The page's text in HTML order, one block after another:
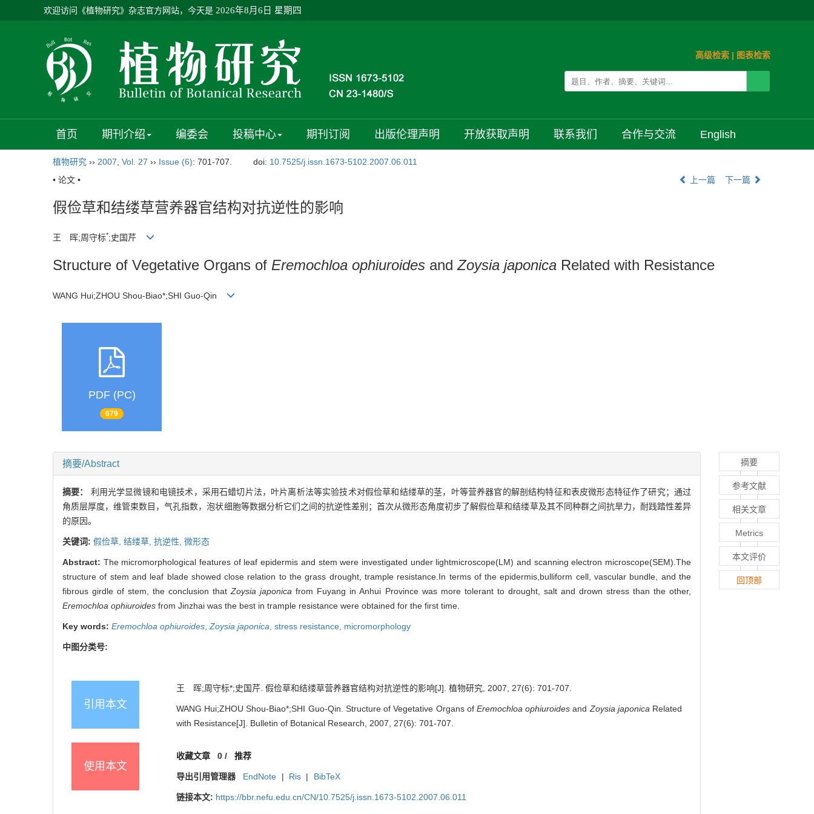
欢迎访问《植物研究》杂志官方网站，今天是 2026年8月6日 星期四
高级检索 | 图表检索
首页 期刊介绍 编委会 投稿中心 期刊订阅 出版伦理声明 开放获取声明 联系我们 合作与交流 English
植物研究 ›› 2007 Vol. 27 ›› Issue (6): 701-707. doi: 10.7525/j.issn.1673-5102.2007.06.011
• 论文 •
上一篇 下一篇
假俭草和结缕草营养器官结构对抗逆性的影响
王 晖;周守标*;史国芹
Structure of Vegetative Organs of Eremochloa ophiuroides andZoysia japonica Related with Resistance
WANG Hui;ZHOU Shou-Biao*;SHI Guo-Qin
PDF (PC)
679
摘要/Abstract
摘要： 利用光学显微镜和电镜技术，采用石蜡切片法，叶片离析法等实验技术对假俭草和结缕草的茎，叶等营养器官的解剖结构特征和表皮微形态特征作了研究；通过
角质层厚度，维管束数目，气孔指数，泡状细胞等数据分析它们之间的抗逆性差别；首次从微形态角度初步了解假俭草和结缕草及其不同种群之间抗旱力，耐践踏性差异
的原因。
关键词: 假俭草, 结缕草, 抗逆性, 微形态
Abstract: The micromorphological features of leaf epidermis and stem were investigated under lightmicroscope(LM) and scanning electron microscope(SEM).The
structure of stem and leaf blade showed close relation to the grass drought, trample resistance.In terms of the epidermis,bulliform cell, vascular bundle, and the
fibrous girdle of stem, the conclusion thatZoysia japonica from Fuyang in Anhui Province was more tolerant to drought, salt and drown stress than the other,
Eremochloa ophiuroides from Jinzhai was the best in trample resistance were obtained for the first time.
Key words: Eremochloa ophiuroides Zoysia japonica stress resistance, micromorphology
中图分类号:
引用本文
王 晖;周守标*;史国芹. 假俭草和结缕草营养器官结构对抗逆性的影响[J]. 植物研究, 2007, 27(6): 701-707.
WANG Hui;ZHOU Shou-Biao*;SHI Guo-Qin. Structure of Vegetative Organs of Eremochloa ophiuroides and Zoysia japonica Related
with Resistance[J]. Bulletin of Botanical Research, 2007, 27(6): 701-707.
使用本文
收藏文章 0 /推荐
导出引用管理器 EndNote | Ris | BibTeX
链接本文: https://bbr.nefu.edu.cn/CN/10.7525/j.issn.1673-5102.2007.06.011
摘要
参考文献
相关文章
Metrics
本文评价
回顶部